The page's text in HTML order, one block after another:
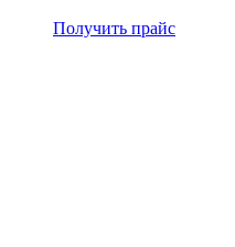
Получить прайс